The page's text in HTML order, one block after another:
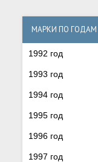
МАРКИ ПО
1992 год
1993 год
1994 год
1995 год
1996 год
1997 год